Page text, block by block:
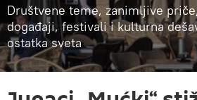
Društvene teme, zanimljive
događaji, festivali i kulturna
ostatka sveta